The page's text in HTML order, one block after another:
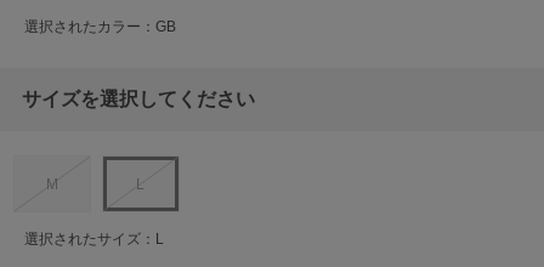
選択されたカラー：GB
サイズを選択してください
M L
選択されたサイズ：L